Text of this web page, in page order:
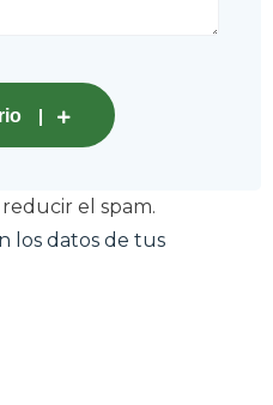
el spam.
los datos de tus